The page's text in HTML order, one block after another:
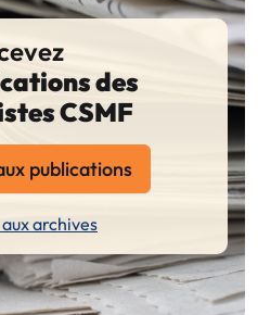
des
CSMF
publications
archives